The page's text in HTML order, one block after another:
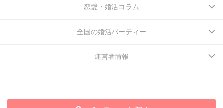
恋愛・婚活コラム
全国の婚活パーティー
運営者情報